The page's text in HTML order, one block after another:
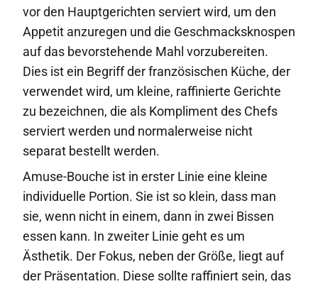
vor den Hauptgerichten serviert wird, um den
Appetit anzuregen und die Geschmacksknospen
auf das bevorstehende Mahl vorzubereiten.
Dies ist ein Begriff der französischen Küche, der
verwendet wird, um kleine, raffinierte Gerichte
zu bezeichnen, die als Kompliment des Chefs
serviert werden und normalerweise nicht
separat bestellt werden.
Amuse-Bouche ist in erster Linie eine kleine
individuelle Portion. Sie ist so klein, dass man
sie, wenn nicht in einem, dann in zwei Bissen
essen kann. In zweiter Linie geht es um
Ästhetik. Der Fokus, neben der Größe, liegt auf
der Präsentation. Diese sollte raffiniert sein, das